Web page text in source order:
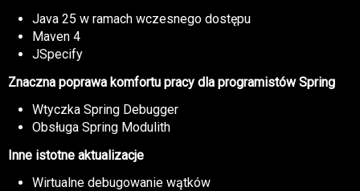
Java 25 w ramach wczesnego dostępu
Maven 4
JSpecify
Znaczna poprawa komfortu pracy dla programistów Spring
Wtyczka Spring Debugger
Obsługa Spring Modulith
Inne istotne aktualizacje
Wirtualne debugowanie wątków